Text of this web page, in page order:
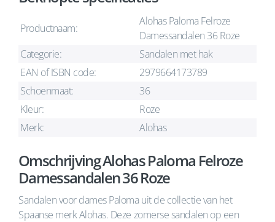
Productnaam:
Alohas Paloma Felroze
Damessandalen 36 Roze
Categorie:
Sandalen met hak
EAN of ISBN code:
2979664173789
Schoenmaat:
36
Kleur:
Roze
Merk:
Alohas
Omschrijving Alohas Paloma Felroze
Damessandalen 36 Roze
Sandalen voor dames Paloma uit de collectie van het
Spaanse merk Alohas. Deze zomerse sandalen op een